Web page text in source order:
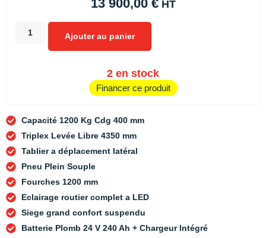
13 900,00 €HT
Ajouter au panier
2 en stock
Financer ce produit
Capacité 1200 Kg Cdg 400 mm
Triplex Levée Libre 4350 mm
Tablier a déplacement latéral
Pneu Plein Souple
Fourches 1200 mm
Eclairage routier complet a LED
Siege grand confort suspendu
Batterie Plomb 24 V 240 Ah + Chargeur Intégré